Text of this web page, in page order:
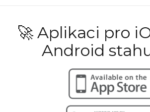
🚀 Aplikaci pro
Android